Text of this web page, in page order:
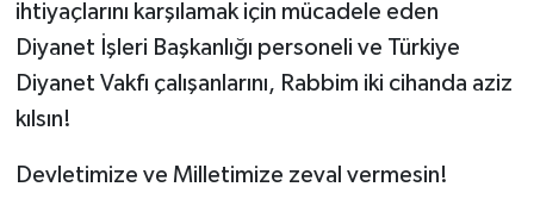
ihtiyaçlarını karşılamak için mücadele eden
Diyanet İşleri Başkanlığı personeli ve Türkiye
Diyanet Vakfı çalışanlarını, Rabbim iki cihanda aziz
kılsın!
Devletimize ve Milletimize zeval vermesin!